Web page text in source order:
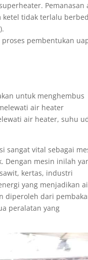
Pemanasan
tidak terlalu
pembentukan
untuk menghembus
air heater
air heater, suhu
sangat vital sebagai
Dengan mesin inilah
kertas, industri
yang menjadikan
diperoleh dari
peralatan yang